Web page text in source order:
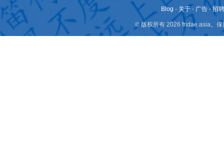
Blog - 关于 - 广告 -招
© 版权所有 2026 fridae.asia。